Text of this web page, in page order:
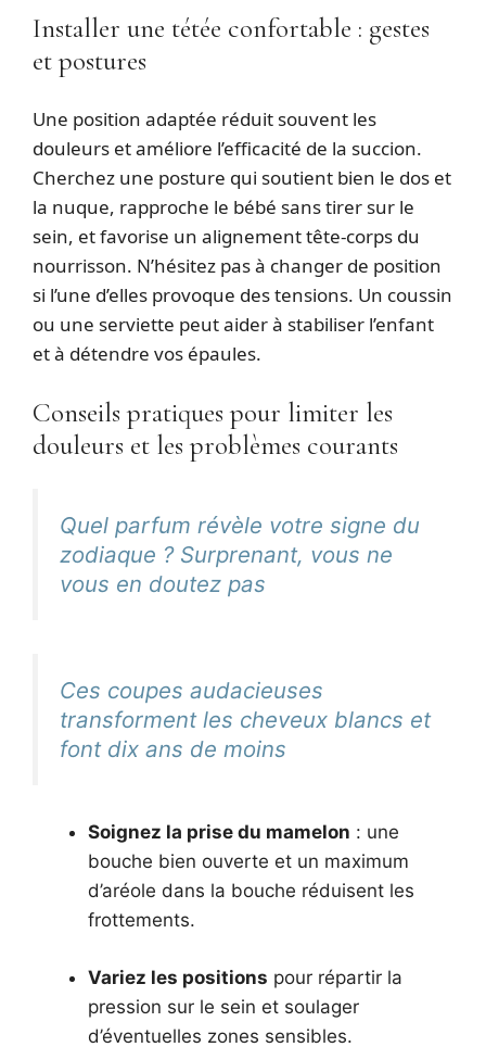
Installer une tétée confortable : gestes
et postures
Une position adaptée réduit souvent les
douleurs et améliore l’efficacité de la succion.
Cherchez une posture qui soutient bien le dos et
la nuque, rapproche le bébé sans tirer sur le
sein, et favorise un alignement tête-corps du
nourrisson. N’hésitez pas à changer de position
si l’une d’elles provoque des tensions. Un coussin
ou une serviette peut aider à stabiliser l’enfant
et à détendre vos épaules.
Conseils pratiques pour limiter les
douleurs et les problèmes courants
Quel parfum révèle votre signe du
zodiaque ? Surprenant, vous ne
vous en doutez pas
Ces coupes audacieuses
transforment les cheveux blancs et
font dix ans de moins
Soignez la prise du mamelon : une
bouche bien ouverte et un maximum
d’aréole dans la bouche réduisent les
frottements.
Variez les positions pour répartir la
pression sur le sein et soulager
d’éventuelles zones sensibles.